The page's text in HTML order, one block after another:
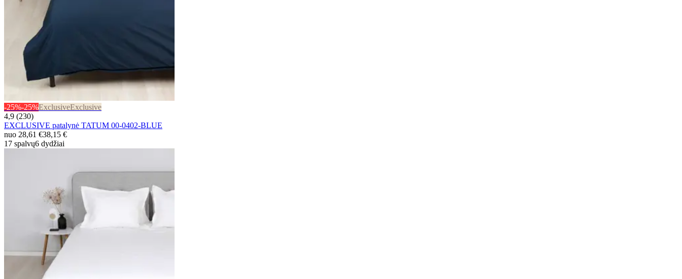
-25%-25%ExclusiveExclusive
4,9 (230)
EXCLUSIVE patalynė TATUM 00-0402-BLUE
nuo 28,61 €38,15 €
17 spalvų6 dydžiai